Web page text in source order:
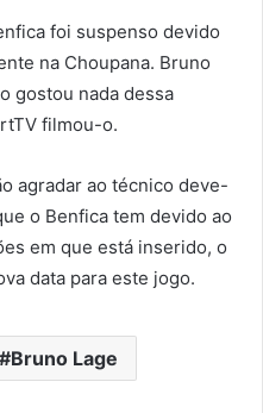
foi suspenso devido
na Choupana. Bruno
gostou nada dessa
filmou-o.
agradar ao técnico deve-
o Benfica tem devido ao
em que está inserido, o
data para este jogo.
Bruno Lage